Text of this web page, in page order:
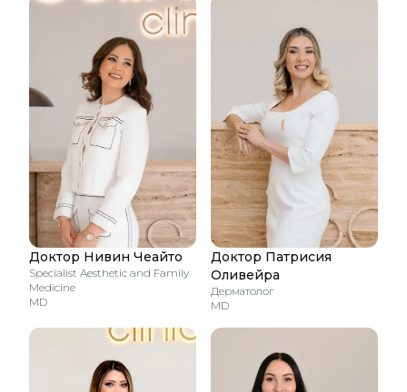
Доктор Нивин Чеайто
Specialist Aesthetic and Family
Medicine
MD
Доктор Патрисия
Оливейра
Дерматолог
MD